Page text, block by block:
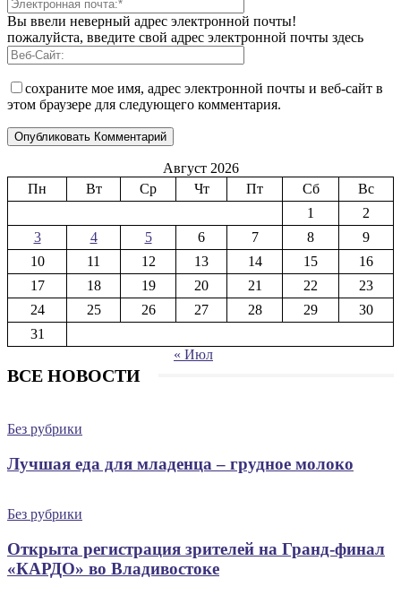
Вы ввели неверный адрес электронной почты!
пожалуйста, введите свой адрес электронной почты здесь
сохраните мое имя, адрес электронной почты и веб-сайт в
этом браузере для следующего комментария.
Август 2026
Пн
Вт Ср Чт Пт Сб
Вс
1
2
3
4 5 6 7 8
9
10
11 12 13 14 15
16
17
18 19 20 21 22
23
24
25 26 27 28 29
30
31
« Июл
ВСЕ НОВОСТИ
Без рубрики
Лучшая еда для младенца – грудное молоко
Без рубрики
Открыта регистрация зрителей на Гранд-финал
«КАРДО» во Владивостоке